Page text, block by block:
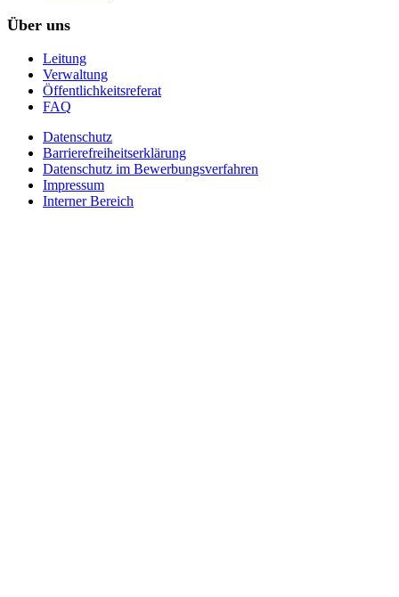
Über uns
Leitung
Verwaltung
Öffentlichkeitsreferat
FAQ
Datenschutz
Barrierefreiheitserklärung
Datenschutz im Bewerbungsverfahren
Impressum
Interner Bereich